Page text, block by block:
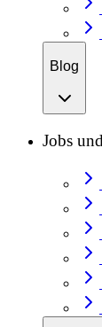
Blog
Jobs